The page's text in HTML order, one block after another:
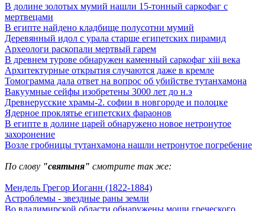
В долине золотых мумий нашли 15-тонный саркофаг с
мертвецами
В египте найдено кладбище полусотни мумий
Деревянный идол с урала старше египетских пирамид
Археологи раскопали мертвый гарем
В древнем турове обнаружен каменный саркофаг xiii века
Архитектурные открытия случаются даже в кремле
Томограмма дала ответ на вопрос об убийстве тутанхамона
Вакуумные сейфы изобретены 3000 лет до н.э
Древнерусские храмы-2. софии в новгороде и полоцке
Ядерное проклятье египетских фараонов
В египте в долине царей обнаружено новое нетронутое
захоронение
Возле гробницы тутанхамона нашли нетронутое погребение
По слову "святыня" смотрите так же:
Мендель Грегор Иоганн (1822-1884)
Астроблемы - звездные раны земли
Во владимирской области обнаружены мощи греческого